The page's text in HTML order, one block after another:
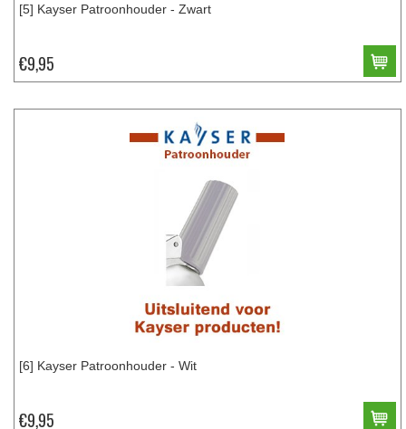
[5] Kayser Patroonhouder - Zwart
€9,95
[6] Kayser Patroonhouder - Wit
€9,95